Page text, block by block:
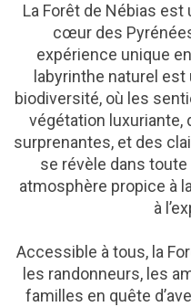
La Forêt de Nébias
cœur des
expérience unique
labyrinthe naturel
biodiversité, où les
végétation
surprenantes, et des
se révèle dans
atmosphère propice à
à
Accessible à tous, la
les randonneurs, les
familles en quête